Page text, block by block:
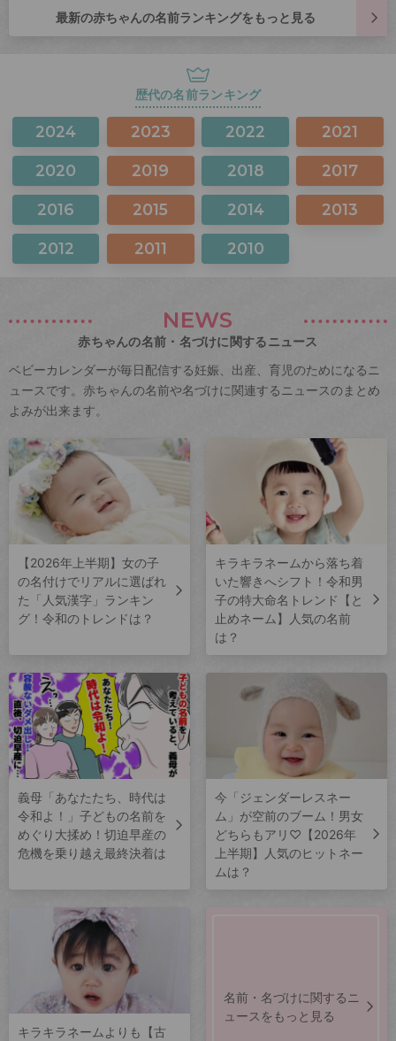
最新の赤ちゃんの名前ランキングをもっと見る
歴代の名前ランキング
2024 2023 2022 2021
2020 2019 2018 2017
2016 2015 2014 2013
2012 2011 2010
NEWS
赤ちゃんの名前・名づけに関するニュース
ベビーカレンダーが毎日配信する妊娠、出産、育児のためになるニ
ュースです。赤ちゃんの名前や名づけに関連するニュースのまとめ
よみが出来ます。
【2026年上半期】女の子
の名付けでリアルに選ばれ
た「人気漢字」ランキン
グ！令和のトレンドは？
キラキラネームから落ち着
いた響きへシフト！令和男
子の特大命名トレンド【と
止めネーム】人気の名前
は？
義母「あなたたち、時代は
令和よ！」子どもの名前を
めぐり大揉め！切迫早産の
危機を乗り越え最終決着は
今「ジェンダーレスネー
ム」が空前のブーム！男女
どちらもアリ♡【2026年
上半期】人気のヒットネー
ムは？
キラキラネームよりも【古
名前・名づけに関するニ
ュースをもっと見る